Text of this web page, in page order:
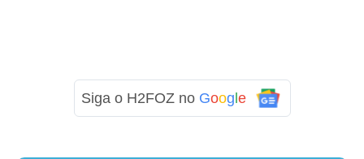
Siga o H2FOZ no Goog e